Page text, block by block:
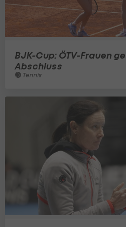
BJK-Cup: ÖTV-Frauen
Abschluss
Tennis